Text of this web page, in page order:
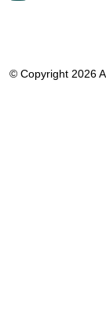
© Copyright 2026